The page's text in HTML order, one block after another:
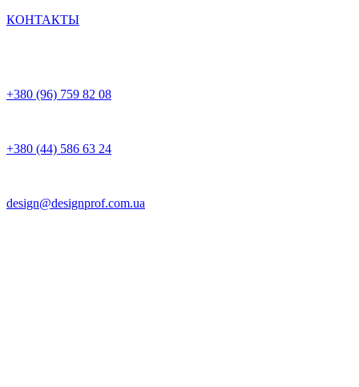
КОНТАКТЫ
+380 (96) 759 82 08
+380 (44) 586 63 24
design@designprof.com.ua